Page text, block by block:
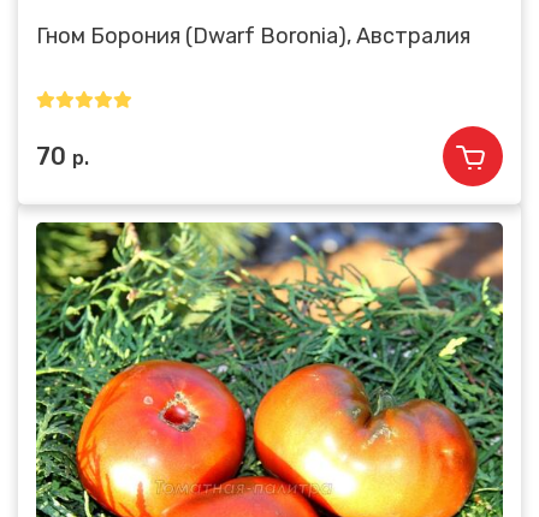
Гном Борония (Dwarf Boronia), Австралия
70 р.